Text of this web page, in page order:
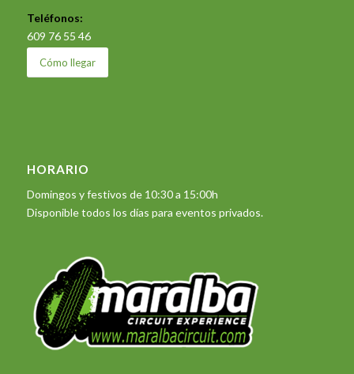
Teléfonos:
609 76 55 46
Cómo llegar
HORARIO
Domingos y festivos de 10:30 a 15:00h
Disponible todos los días para eventos privados.